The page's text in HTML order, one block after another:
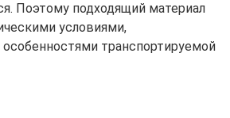
Поэтому подходящий материал
условиями,
транспортируемой